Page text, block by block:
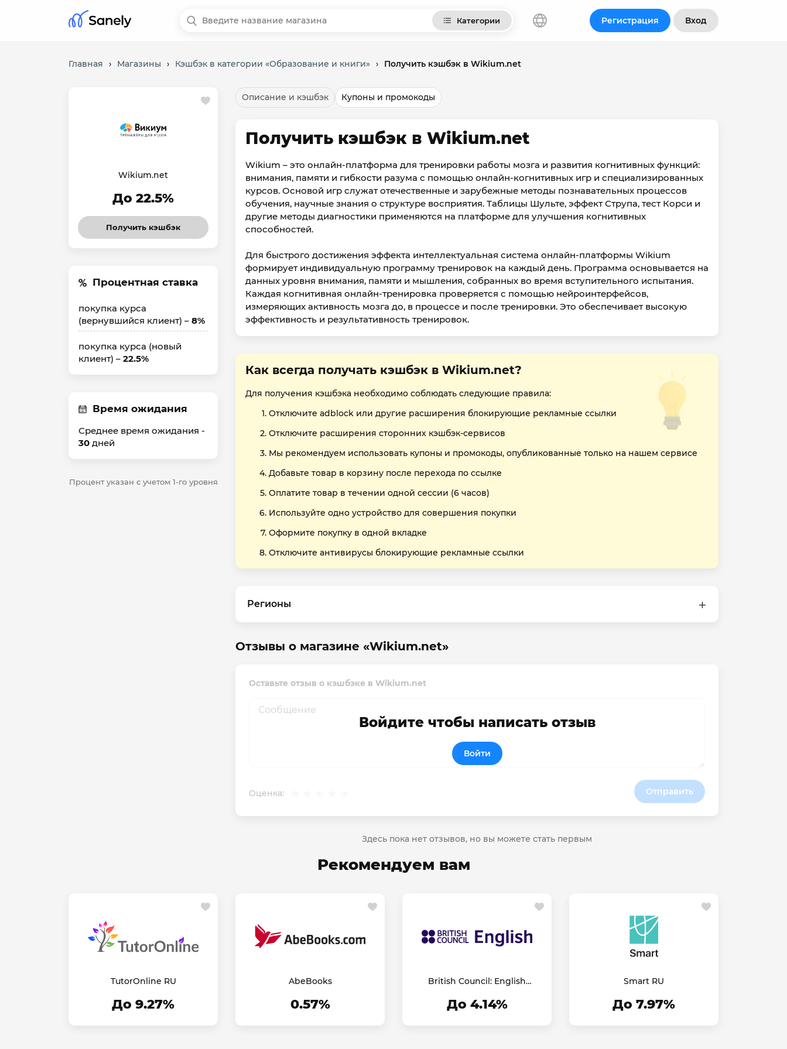
Категории Регистрация Вход
Главная › Магазины › Кэшбэк в категории «Образование и книги» › Получить кэшбэк в Wikium.net
Wikium.net
До 22.5%
Получить кэшбэк
Процентная ставка
покупка курса
(вернувшийся клиент) – 8%
покупка курса (новый
клиент) – 22.5%
Время ожидания
Среднее время ожидания -
30 дней
Процент указан с учетом 1-го уровня
Описание и кэшбэк Купоны и промокоды
Получить кэшбэк в Wikium.net
Wikium – это онлайн-платформа для тренировки работы мозга и развития когнитивных функций:
внимания, памяти и гибкости разума с помощью онлайн-когнитивных игр и специализированных
курсов. Основой игр служат отечественные и зарубежные методы познавательных процессов
обучения, научные знания о структуре восприятия. Таблицы Шульте, эффект Струпа, тест Корси и
другие методы диагностики применяются на платформе для улучшения когнитивных
способностей.
Для быстрого достижения эффекта интеллектуальная система онлайн-платформы Wikium
формирует индивидуальную программу тренировок на каждый день. Программа основывается на
данных уровня внимания, памяти и мышления, собранных во время вступительного испытания.
Каждая когнитивная онлайн-тренировка проверяется с помощью нейроинтерфейсов,
измеряющих активность мозга до, в процессе и после тренировки. Это обеспечивает высокую
эффективность и результативность тренировок.
Как всегда получать кэшбэк в Wikium.net?
Для получения кэшбэка необходимо соблюдать следующие правила:
Отключите adblock или другие расширения блокирующие рекламные ссылки
Отключите расширения сторонних кэшбэк-сервисов
Мы рекомендуем использовать купоны и промокоды, опубликованные только на нашем сервисе
Добавьте товар в корзину после перехода по ссылке
Оплатите товар в течении одной сессии (6 часов)
Используйте одно устройство для совершения покупки
Оформите покупку в одной вкладке
Отключите антивирусы блокирующие рекламные ссылки
Регионы
Отзывы о магазине «Wikium.net»
Оставьте отзыв о кэшбэке в Wikium.net
Оценка: Отправить
Войдите чтобы написать отзыв
Войти
Здесь пока нет отзывов, но вы можете стать первым
Рекомендуем вам
TutorOnline RU
До 9.27%
AbeBooks
0.57%
British Council: English
До 4.14%
Smart RU
До 7.97%